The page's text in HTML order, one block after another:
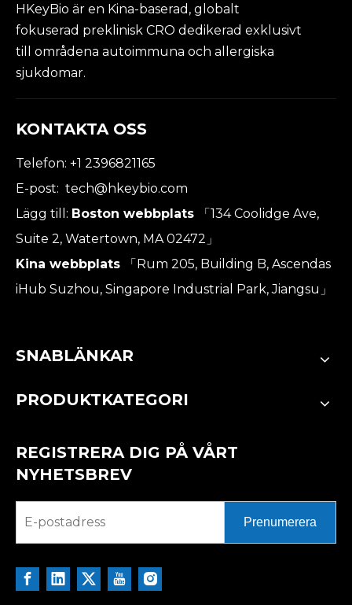
HKeyBio är en Kina-baserad, globalt
fokuserad preklinisk CRO dedikerad exklusivt
till områdena autoimmuna och allergiska
sjukdomar.
KONTAKTA OSS
Telefon: +1 2396821165
E-post: tech@hkeybio.com
Lägg till: Boston webbplats
「134 Coolidge Ave,
Suite 2, Watertown, MA 02472」
Kina webbplats
「Rum 205, Building B, Ascendas
iHub Suzhou, Singapore Industrial Park, Jiangsu」
SNABLÄNKAR
PRODUKTKATEGORI
REGISTRERA DIG PÅ VÅRT
NYHETSBREV
Prenumerera